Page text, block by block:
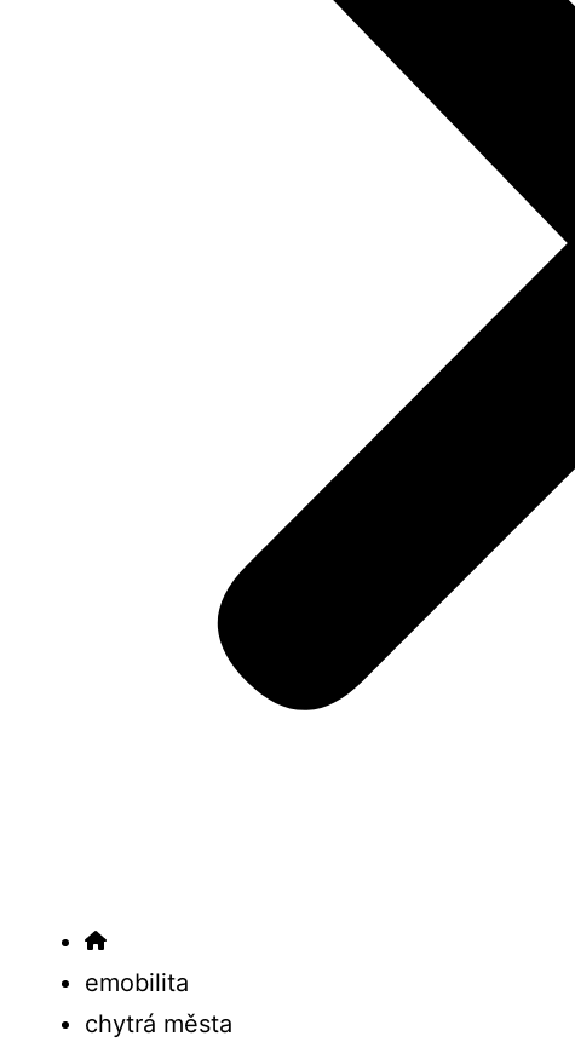
emobilita
chytrá města